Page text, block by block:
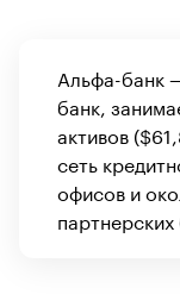
Альфа-банк
банк,
активов
сеть
офисов и